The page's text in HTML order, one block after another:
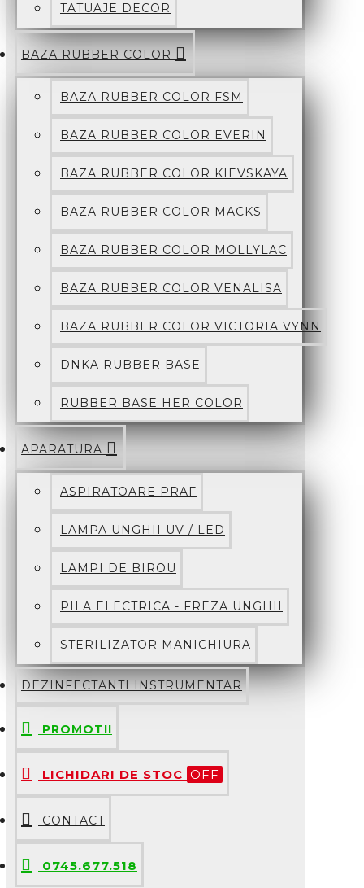
TATUAJE DECOR
BAZA RUBBER COLOR
BAZA RUBBER COLOR FSM
BAZA RUBBER COLOR EVERIN
BAZA RUBBER COLOR KIEVSKAYA
BAZA RUBBER COLOR MACKS
BAZA RUBBER COLOR MOLLYLAC
BAZA RUBBER COLOR VENALISA
BAZA RUBBER COLOR VICTORIA VYNN
DNKA RUBBER BASE
RUBBER BASE HER COLOR
APARATURA
ASPIRATOARE PRAF
LAMPA UNGHII UV / LED
LAMPI DE BIROU
PILA ELECTRICA - FREZA UNGHII
STERILIZATOR MANICHIURA
DEZINFECTANTI INSTRUMENTAR
PROMOTII
LICHIDARI DE STOC OFF
CONTACT
0745.677.518